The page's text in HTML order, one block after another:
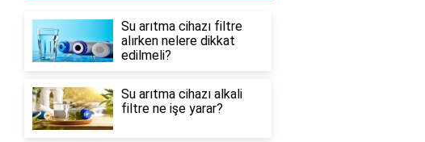
Su arıtma cihazı filtre
alırken nelere dikkat
edilmeli?
Su arıtma cihazı alkali
filtre ne işe yarar?